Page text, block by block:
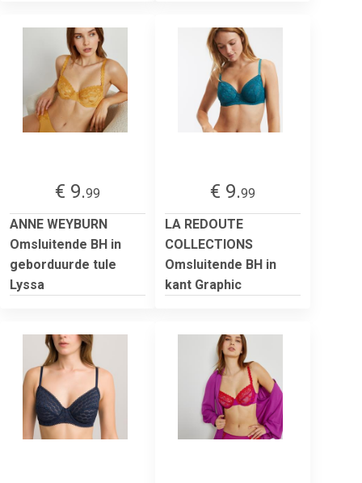
€ 9.99
ANNE WEYBURN
Omsluitende BH in
geborduurde tule
Lyssa
€ 9.99
LA REDOUTE
COLLECTIONS
Omsluitende BH in
kant Graphic